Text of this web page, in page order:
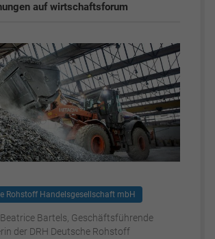
auf wirtschaftsforum
Rohstoff Handelsgesellschaft mbH
Bartels, Geschäftsführende
der DRH Deutsche Rohstoff